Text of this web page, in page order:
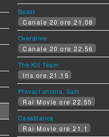
Beast
Canale 20 ore 21.08
Overdrive
Canale 20 ore 22.56
The Kill Team
Iris ore 21.15
Provaci ancora, Sam
Rai Movie ore 22.55
Casablanca
Rai Movie ore 21.1